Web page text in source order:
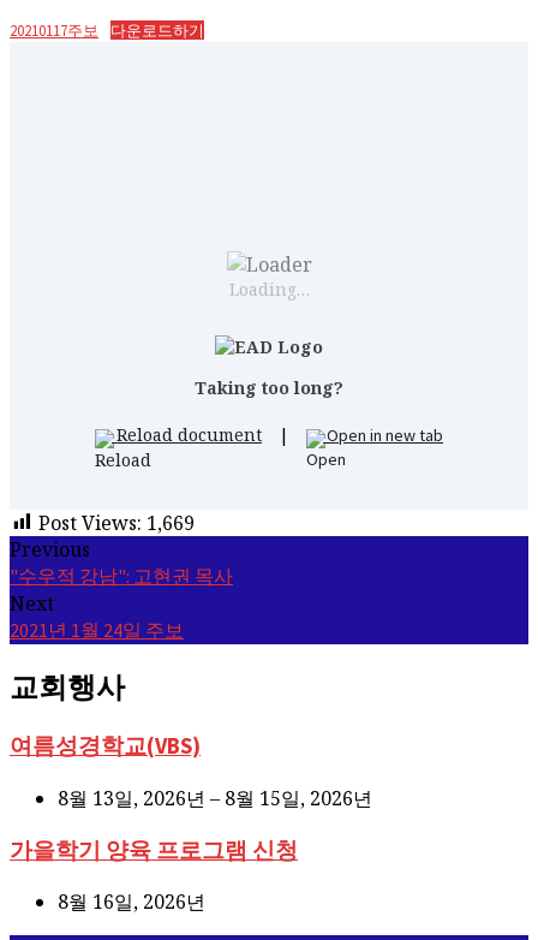
20210117주보 다운로드하기
Loading…
Taking too long?
Reload document | Open in new tab
Post Views: 1,669
Previous
"수우적 강남": 고현권 목사
Next
2021년 1월 24일 주보
교회행사
여름성경학교(VBS)
8월 13일, 2026년 – 8월 15일, 2026년
가을학기 양육 프로그램 신청
8월 16일, 2026년